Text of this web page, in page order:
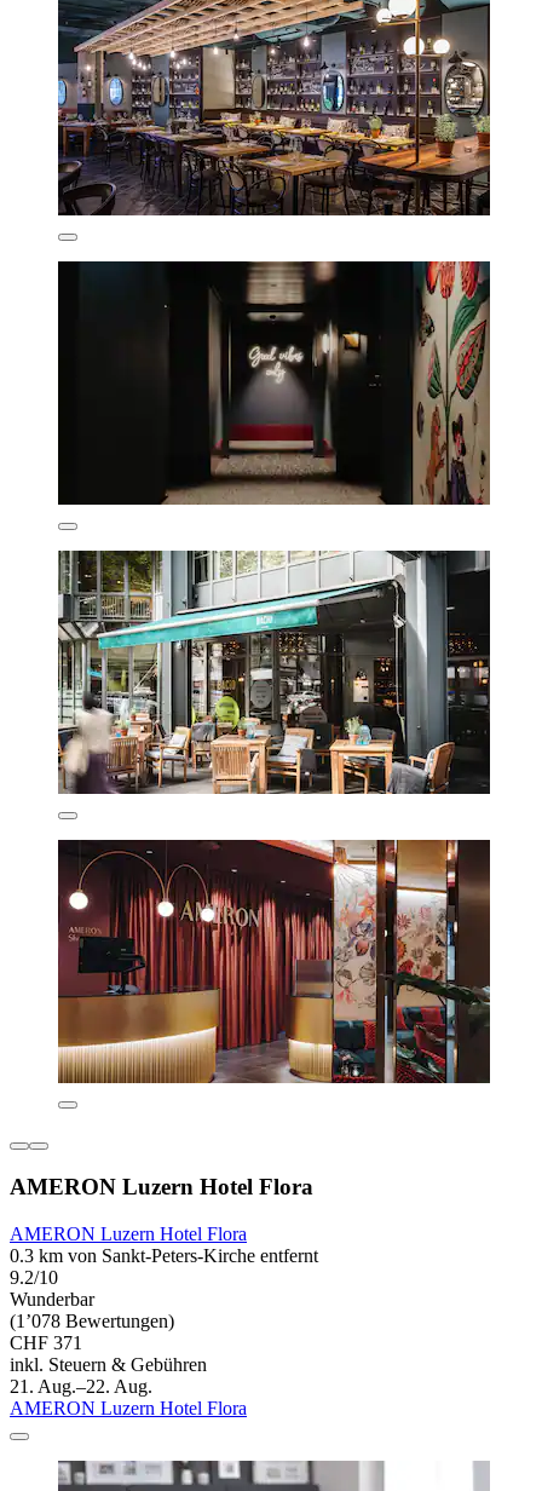
AMERON Luzern Hotel Flora
AMERON Luzern Hotel Flora
0.3 km von Sankt-Peters-Kirche entfernt
9.2/10
Wunderbar
(1’078 Bewertungen)
CHF 371
inkl. Steuern & Gebühren
21. Aug.–22. Aug.
AMERON Luzern Hotel Flora